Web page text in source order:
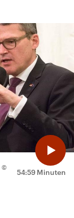
54:59 Minuten
©